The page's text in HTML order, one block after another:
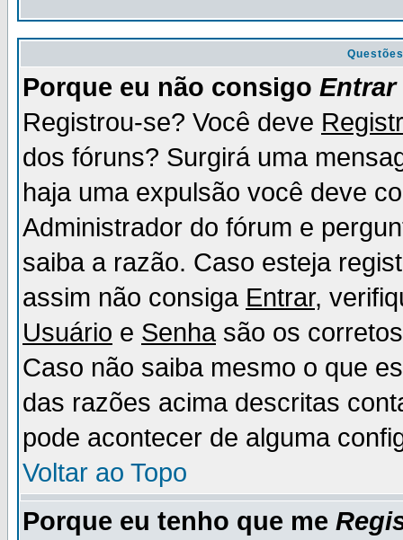
Porque eu não consigo Entrar
Registrou-se? Você deve
dos fóruns? Surgirá uma
haja uma expulsão você deve
Administrador do fórum e
saiba a razão. Caso esteja
assim não consiga Entrar,
Usuário e Senhasão os
Caso não saiba mesmo o que
das razões acima descritas
pode acontecer de alguma
Voltar ao Topo
Porque eu tenho que me